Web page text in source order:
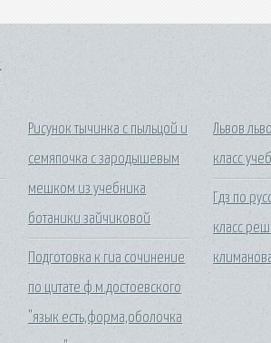
Рисунок тычинка с пыльцой и
семяпочка с зародышевым
мешком из учебника
ботаники зайчиковой
Подготовка к гиа сочинение
по цитате ф.м.достоевского
"язык есть,форма,оболочка
Львов
класс
Гдз по
класс